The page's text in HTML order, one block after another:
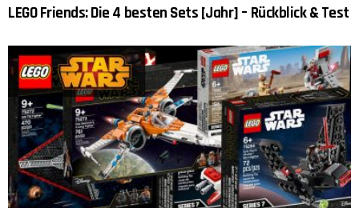
LEGO Friends: Die 4 besten Sets [Jahr] – Rückblick & Test